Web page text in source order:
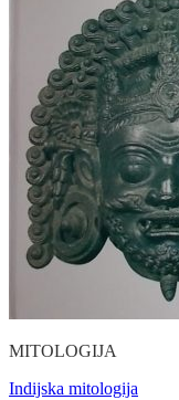
MITOLOGIJA
Indijska mitologija